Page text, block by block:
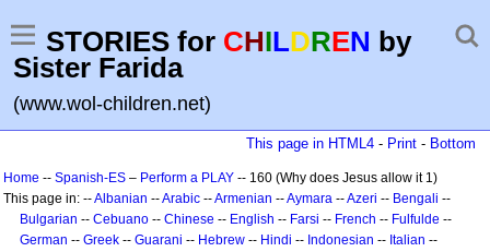
STORIES for CHILDREN by
Sister Farida
(www.wol-children.net)
This page in HTML4 - Print - Bottom
Home -- Spanish-ES – Perform a PLAY -- 160 (Why does Jesus allow it 1)
This page in: --Albanian --Arabic --Armenian --Aymara --Azeri -- Bengali --
Bulgarian -- Cebuano -- Chinese -- English -- Farsi -- French -- Fulfulde --
German -- Greek -- Guarani -- Hebrew -- Hindi -- Indonesian -- Italian --